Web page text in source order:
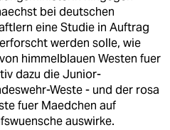
bei deutschen
eine Studie in Auftrag
werden solle, wie
himmelblauen Westen fuer
dazu die Junior-
Weste - und der rosa
fuer Maedchen auf
auswirke.